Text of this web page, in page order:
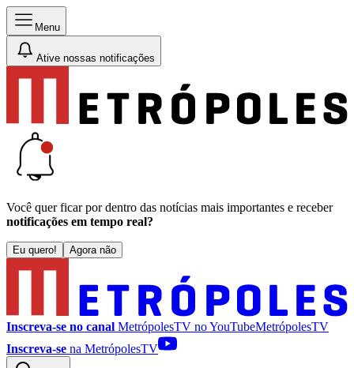
Menu
Ative nossas notificações
Você quer ficar por dentro das notícias mais importantes e receber
notificações em tempo real?
Eu quero! Agora não
Inscreva-se no canal MetrópolesTV noYouTubeMetrópolesTV
Inscreva-se na MetrópolesTV